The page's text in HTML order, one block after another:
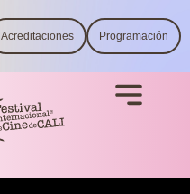
Acreditaciones Programación